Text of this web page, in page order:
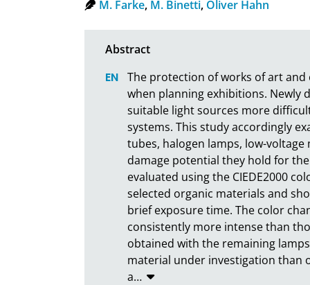
M. Farke, M. Binetti, Oliver Hahn
The protection of works of art
when planning exhibitions. Newly
suitable light sources more
systems. This study accordingly
tubes, halogen lamps, low-
damage potential they hold for
evaluated using the CIEDE2000
selected organic materials and
brief exposure time. The color
consistently more intense than
obtained with the remaining
material under investigation than
a…